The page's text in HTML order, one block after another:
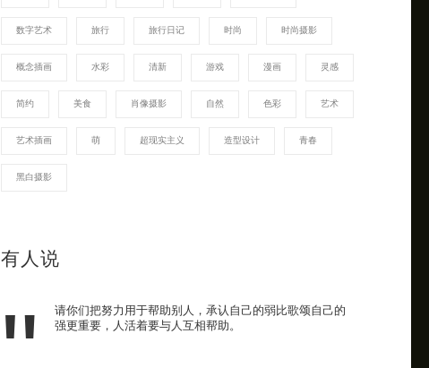
数字艺术 旅行 旅行日记 时尚 时尚摄影
概念插画 水彩 清新 游戏 漫画 灵感
简约 美食 肖像摄影 自然 色彩 艺术
艺术插画 萌 超现实主义 造型设计 青春
黑白摄影
有人说
请你们把努力用于帮助别人，承认自己的弱比歌颂自己的
强更重要，人活着要与人互相帮助。